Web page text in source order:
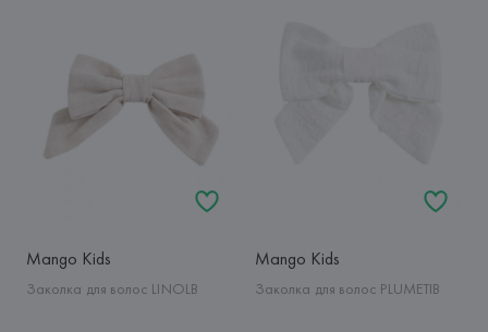
Mango Kids
Заколка для волос LINOLB
Mango Kids
Заколка для волос PLUMETIB